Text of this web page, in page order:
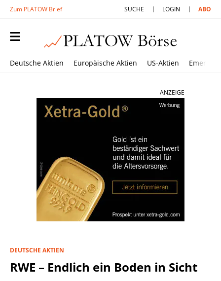
Zum PLATOW Brief SUCHE LOGIN ABO
Deutsche Aktien Europäische Aktien US-Aktien
ANZEIGE
DEUTSCHE AKTIEN
RWE – Endlich ein Boden in Sicht